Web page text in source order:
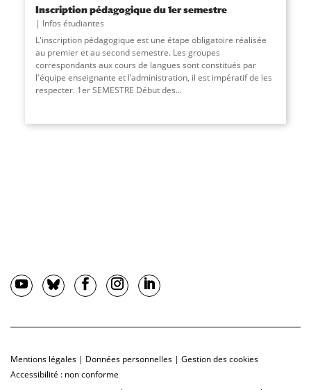
Inscription pédagogique du 1er semestre
Infos étudiantes
L'inscription pédagogique est une étape obligatoire réalisée
au premier et au second semestre. Les groupes
correspondants aux cours de langues sont constitués par
l'équipe enseignante et l’administration, il est impératif de les
respecter. 1er SEMESTRE Début des...
Mentions légales | Données personnelles | Gestion des cookies
Accessibilité : non conforme